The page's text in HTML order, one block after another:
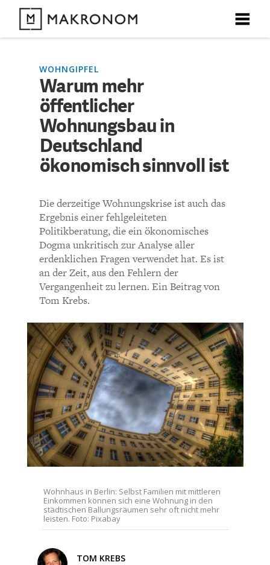
X
DEBATTEN
ARTIKEL
FEATURES
THEMEN
NEWSLETTER
ÜBER UNS
SUCHE
X
Unser kostenloser Newsletter informiert Sie über unsere
neuesten Beiträge.
X
BODEN
ECONOMISTS FOR FUTURE
X
CHARTBOOK
DEUTSCHLAND
WOHNGIPFEL
Warum mehr
öffentlicher
Wohnungsbau in
Deutschland
ökonomisch sinnvoll ist
Die derzeitige Wohnungskrise ist auch das
Ergebnis einer fehlgeleiteten
Politikberatung, die ein ökonomisches
Dogma unkritisch zur Analyse aller
erdenklichen Fragen verwendet hat. Es ist
an der Zeit, aus den Fehlern der
Vergangenheit zu lernen. Ein Beitrag von
Tom Krebs.
Wohnhaus in Berlin: Selbst Familien mit mittleren
Einkommen können sich eine Wohnung in den
städtischen Ballungsräumen sehr oft nicht mehr
leisten. Foto: Pixabay
TOM KREBS
X
KOMMENTARE ZU
Warum mehr öffentlicher
Wohnungsbau in
Deutschland ökonomisch
sinnvoll ist
KOMMENTIEREN (VIA EMAIL)
Richtlinien
Holger Jeltsch
Auf-/Ansatz, der jedoch
erfahrungsgemäß dort, wo
er gesetzgeberisch wirken
sollte/könnte, nicht
Vernunft ist im politisch
wirksamen